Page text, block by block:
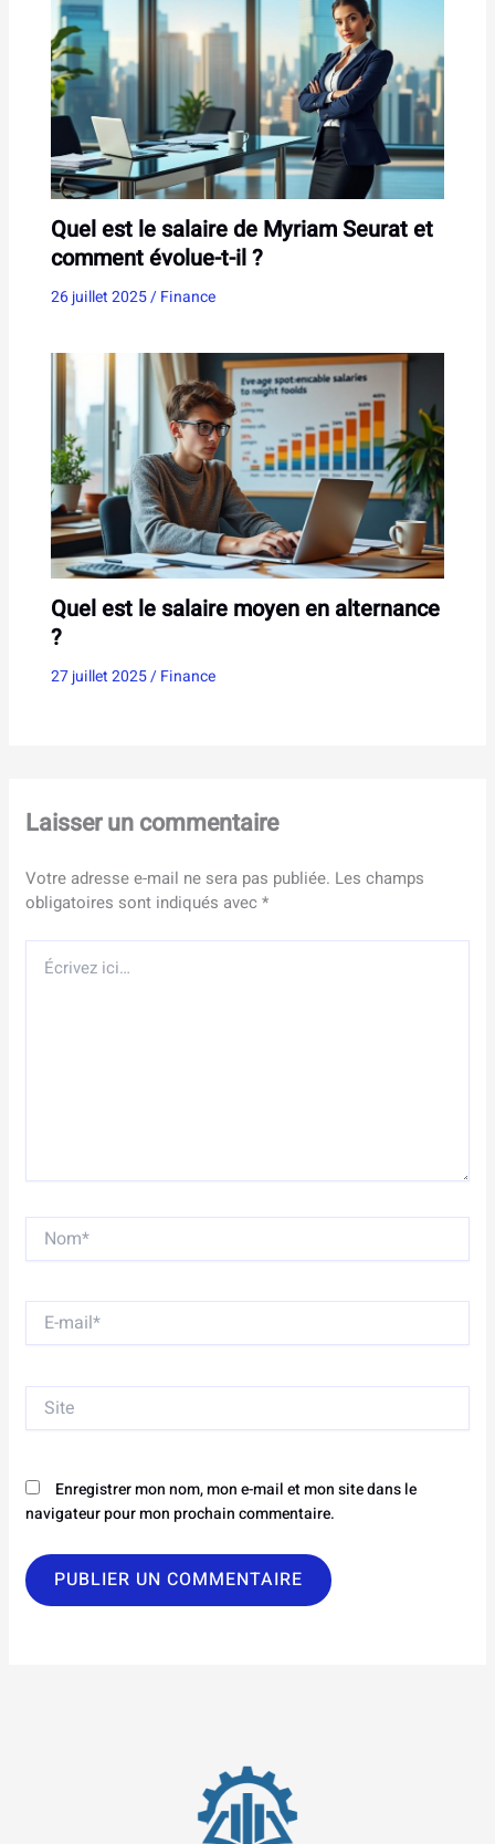
Quel est le salaire de Myriam Seurat et
comment évolue-t-il ?
26 juillet 2025/Finance
Quel est le salaire moyen en alternance
?
27 juillet 2025/Finance
Laisser un commentaire
Votre adresse e-mail ne sera pas publiée. Les champs
obligatoires sont indiqués avec*
Écrivez
ici…
Nom*
mail*
Site
Enregistrer mon nom, mon e-mail et mon site dans le
navigateur pour mon prochain commentaire.